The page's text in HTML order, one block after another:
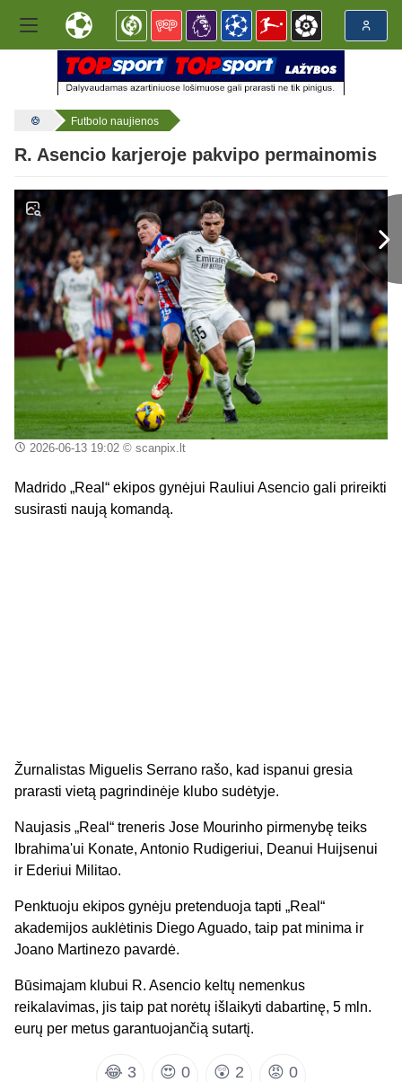
Futbolo naujienos
R. Asencio karjeroje pakvipo permainomis
2026-06-13 19:02© scanpix.lt
Madrido „Real“ ekipos gynėjui Rauliui Asencio gali prireikti
susirasti naują komandą.
Žurnalistas Miguelis Serrano rašo, kad ispanui gresia
prarasti vietą pagrindinėje klubo sudėtyje.
Naujasis „Real“ treneris Jose Mourinho pirmenybę teiks
Ibrahima'ui Konate, Antonio Rudigeriui, Deanui Huijsenui
ir Ederiui Militao.
Penktuoju ekipos gynėju pretenduoja tapti „Real“
akademijos auklėtinis Diego Aguado, taip pat minima ir
Joano Martinezo pavardė.
Būsimajam klubui R. Asencio keltų nemenkus
reikalavimas, jis taip pat norėtų išlaikyti dabartinę, 5 mln.
eurų per metus garantuojančią sutartį.
😂 3 😍 0 😲 2 😡 0